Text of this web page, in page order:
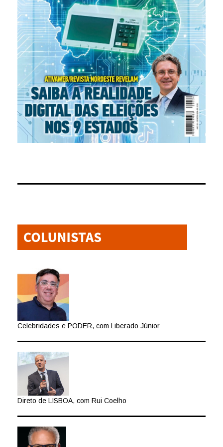
Celebridades e PODER, com Liberado Júnior
Direto de LISBOA, com Rui Coelho